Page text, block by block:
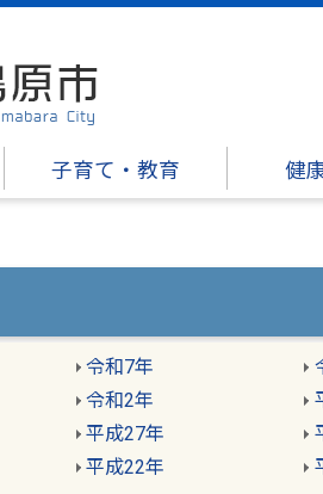
子育て・教育 健
令和7年
令和2年
平成27年
平成22年